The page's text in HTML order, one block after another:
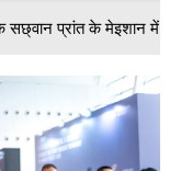
के खेतों में कटाई शुरू